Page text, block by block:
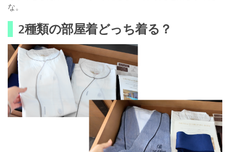
な。
2種類の部屋着どっち着る？